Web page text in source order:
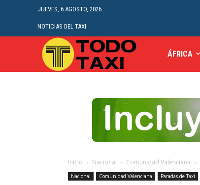
JUEVES, 6 AGOSTO, 2026
NOTICIAS DEL TAXI
ÁFRICA
Inicio Nacional Comunidad Valenciana
Nacional Comunidad Valenciana Paradas de Taxi